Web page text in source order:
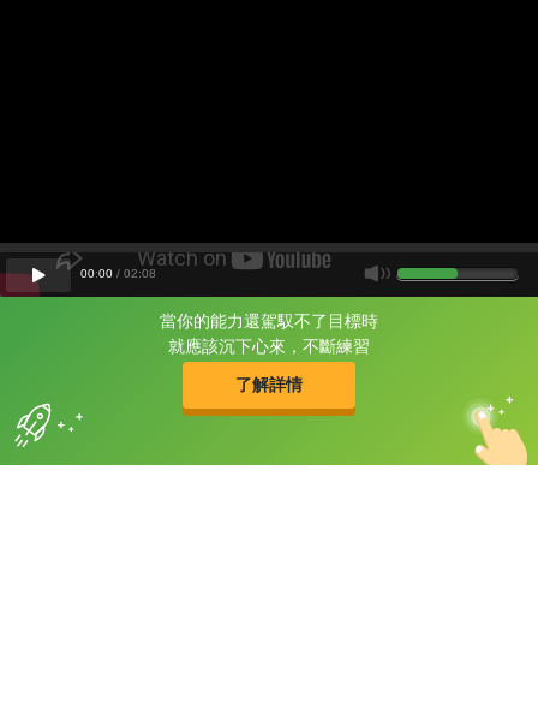
當你的能力還駕馭不了目標時
就應該沉下心來，不斷練習
了解詳情
片尾有
攻其不背
的品牌故事
00:00 / 02:08